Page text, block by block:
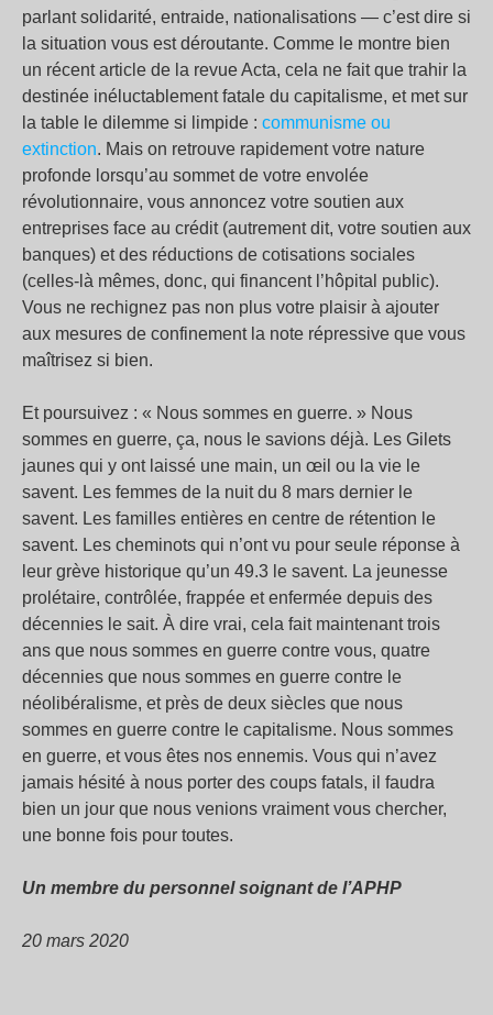
parlant solidarité, entraide, nationalisations — c’est dire si
la situation vous est déroutante. Comme le montre bien
un récent article de la revue Acta, cela ne fait que trahir la
destinée inéluctablement fatale du capitalisme, et met sur
la table le dilemme si limpide : communisme ou
extinction. Mais on retrouve rapidement votre nature
profonde lorsqu’au sommet de votre envolée
révolutionnaire, vous annoncez votre soutien aux
entreprises face au crédit (autrement dit, votre soutien aux
banques) et des réductions de cotisations sociales
(celles-là mêmes, donc, qui financent l’hôpital public).
Vous ne rechignez pas non plus votre plaisir à ajouter
aux mesures de confinement la note répressive que vous
maîtrisez si bien.
Et poursuivez : « Nous sommes en guerre. » Nous
sommes en guerre, ça, nous le savions déjà. Les Gilets
jaunes qui y ont laissé une main, un œil ou la vie le
savent. Les femmes de la nuit du 8 mars dernier le
savent. Les familles entières en centre de rétention le
savent. Les cheminots qui n’ont vu pour seule réponse à
leur grève historique qu’un 49.3 le savent. La jeunesse
prolétaire, contrôlée, frappée et enfermée depuis des
décennies le sait. À dire vrai, cela fait maintenant trois
ans que nous sommes en guerre contre vous, quatre
décennies que nous sommes en guerre contre le
néolibéralisme, et près de deux siècles que nous
sommes en guerre contre le capitalisme. Nous sommes
en guerre, et vous êtes nos ennemis. Vous qui n’avez
jamais hésité à nous porter des coups fatals, il faudra
bien un jour que nous venions vraiment vous chercher,
une bonne fois pour toutes.
Un membre du personnel soignant de l’APHP
20 mars 2020